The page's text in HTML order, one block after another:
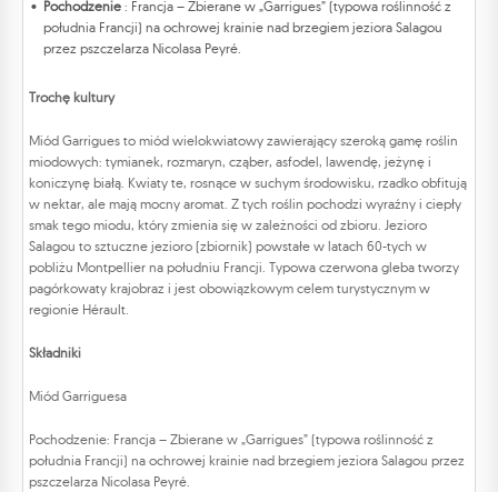
Pochodzenie : Francja – Zbierane w „Garrigues” (typowa roślinność z
południa Francji) na ochrowej krainie nad brzegiem jeziora Salagou
przez pszczelarza Nicolasa Peyré.
Trochę kultury
Miód Garrigues to miód wielokwiatowy zawierający szeroką gamę roślin
miodowych: tymianek, rozmaryn, cząber, asfodel, lawendę, jeżynę i
koniczynę białą. Kwiaty te, rosnące w suchym środowisku, rzadko obfitują
w nektar, ale mają mocny aromat. Z tych roślin pochodzi wyraźny i ciepły
smak tego miodu, który zmienia się w zależności od zbioru. Jezioro
Salagou to sztuczne jezioro (zbiornik) powstałe w latach 60-tych w
pobliżu Montpellier na południu Francji. Typowa czerwona gleba tworzy
pagórkowaty krajobraz i jest obowiązkowym celem turystycznym w
regionie Hérault.
Składniki
Miód Garriguesa
Pochodzenie: Francja – Zbierane w „Garrigues” (typowa roślinność z
południa Francji) na ochrowej krainie nad brzegiem jeziora Salagou przez
pszczelarza Nicolasa Peyré.